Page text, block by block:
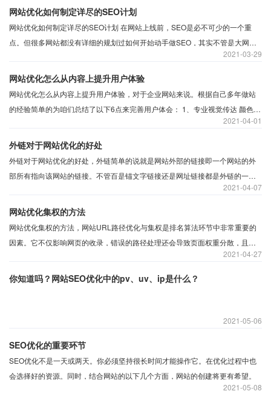
缀权重高 域名权重就是搜索引擎对域名质量的认可程度。它体现在输入的一个
03-29
2021
网站优化如何制定详尽的SEO计划
​网站优化如何制定详尽的SEO计划 在网站上线前，SEO是必不可少的一个重
点。但很多网站都没有详细的规划过如何开始动手做SEO，其实不管是大网站
析 网站SEO第一步就是关键词的分析
04-01
2021
网站优化怎么从内容上提升用户体验
​网站优化怎么从内容上提升用户体验，对于企业网站来说。根据自己多年做站
的经验简单的为咱们总结了以下6点来完善用户体会： 1、专业视觉传达 颜色的
选取，比方防止昏暗，懊丧的色系，简练的界面。专业易识别回忆的logo或标
志，夺目的促销信息等等。
04-07
2021
外链对于网站优化的好处
外链对于网站优化的好处，外链简单的说就是网站外部的链接即一个网站的外
部所有指向该网站的链接。不管百是锚文字链接还是网址链接都是外链的一
布软文，留下自己的链接，是可以给网站带来流量，当然，前提是需要软文质
04-27
2021
网站优化集权的方法
网站优化集权的方法，网站URL路径优化与集权是排名算法环节中非常重要的
因素。它不仅影响网页的收录，错误的路径处理还会导致页面权重分散，且不
利于排名。 ​如何设置权重集中：网站301重定向：我们知道，我们通过加www
和不加www都可以访问网站首页的
05-06
2021
你知道吗？网站SEO优化中的pv、uv、ip是什么？
05-08
2021
SEO优化的重要环节
​SEO优化不是一天或两天。你必须坚持很长时间才能操作它。在优化过程中也
会选择好的资源。同时，结合网站的以下几个方面，网站的创建将更有希望。